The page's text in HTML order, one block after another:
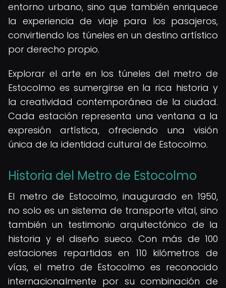
entorno urbano, sino que también enriquece
la experiencia de viaje para los pasajeros,
convirtiendo los túneles en un destino artístico
por derecho propio.
Explorar el arte en los túneles del metro de
Estocolmo es sumergirse en la rica historia y
la creatividad contemporánea de la ciudad.
Cada estación representa una ventana a la
expresión artística, ofreciendo una visión
única de la identidad cultural de Estocolmo.
Historia del Metro de Estocolmo
El metro de Estocolmo, inaugurado en 1950,
no solo es un sistema de transporte vital, sino
también un testimonio arquitectónico de la
historia y el diseño sueco. Con más de 100
estaciones repartidas en 110 kilómetros de
vías, el metro de Estocolmo es reconocido
internacionalmente por su combinación de